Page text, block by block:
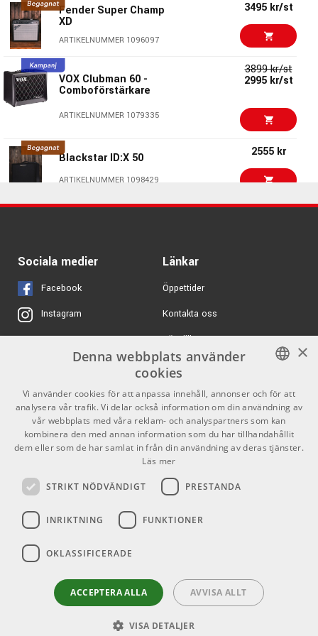
ARTIKELNUMMER 1048481
ENGL Ironball Combo
ARTIKELNUMMER 1091467
12513 kr/st
Combo
Peavey Invective. 112
20 Watt Combo
ARTIKELNUMMER 1091262
Fender Super Champ
XD
ARTIKELNUMMER 1096097
3495 kr/st
VOX Clubman 60 -
Comboförstärkare
ARTIKELNUMMER 1079335
3899 kr/st
2995 kr/st
Blackstar ID:X 50
ARTIKELNUMMER 1098429
2555 kr
ARTIKELNUMMER 1063145
Combo
Marshall SV20C Combo 11690 kr/st
Fender Tone Master
Deluxe Reverb
ARTIKELNUMMER 1060907
12961 kr/st
Marshall ST20C Combo
ARTIKELNUMMER 1086108
Sociala medier
Facebook
Instagram
X
Youtube
TikTok
Länkar
Öppettider
Kontakta oss
Köpvillkor
Butiken
Varumärken
GDPR & Cookies
Kontakt
Info
Mån-Fre: 10.00-18.00
Helgdagar
SWEDISH
ENGLISH
×
Denna webbplats använder
cookies
Vi använder cookies för att anpassa innehåll, annonser och för att
analysera vår trafik. Vi delar också information om din användning av
vår webbplats med våra reklam- och analyspartners som kan
kombinera den med annan information som du har tillhandahållit
dem eller som de har samlat in från din användning av deras tjänster.
Läs mer
STRIKT NÖDVÄNDIGT PRESTANDA
INRIKTNING FUNKTIONER
OKLASSIFICERADE
ACCEPTERA ALLA AVVISA ALLT
VISA DETALJER